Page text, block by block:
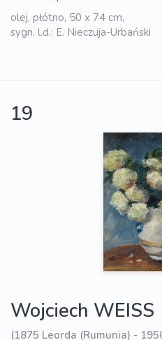
olej, płótno, 50 x 74 cm,
sygn. l.d.: E. Nieczuja-Urbański
19
Wojciech WEISS
(1875 Leorda (Rumunia) -